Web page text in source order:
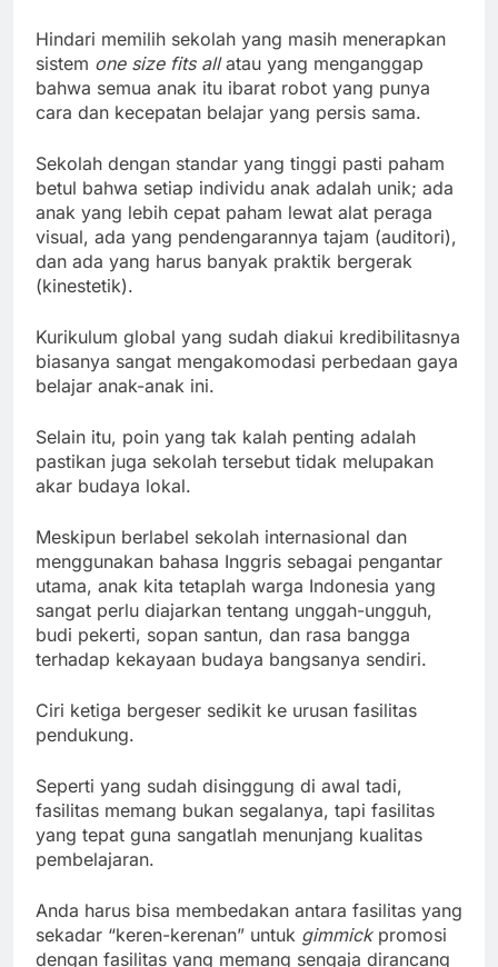
Hindari memilih sekolah yang masih menerapkan
sistem one size fits allatau yang menganggap
bahwa semua anak itu ibarat robot yang punya
cara dan kecepatan belajar yang persis sama.
Sekolah dengan standar yang tinggi pasti paham
betul bahwa setiap individu anak adalah unik; ada
anak yang lebih cepat paham lewat alat peraga
visual, ada yang pendengarannya tajam (auditori),
dan ada yang harus banyak praktik bergerak
(kinestetik).
Kurikulum global yang sudah diakui kredibilitasnya
biasanya sangat mengakomodasi perbedaan gaya
belajar anak-anak ini.
Selain itu, poin yang tak kalah penting adalah
pastikan juga sekolah tersebut tidak melupakan
akar budaya lokal.
Meskipun berlabel sekolah internasional dan
menggunakan bahasa Inggris sebagai pengantar
utama, anak kita tetaplah warga Indonesia yang
sangat perlu diajarkan tentang unggah-ungguh,
budi pekerti, sopan santun, dan rasa bangga
terhadap kekayaan budaya bangsanya sendiri.
Ciri ketiga bergeser sedikit ke urusan fasilitas
pendukung.
Seperti yang sudah disinggung di awal tadi,
fasilitas memang bukan segalanya, tapi fasilitas
yang tepat guna sangatlah menunjang kualitas
pembelajaran.
Anda harus bisa membedakan antara fasilitas yang
sekadar “keren-kerenan” untuk gimmickpromosi
dengan fasilitas yang memang sengaja dirancang